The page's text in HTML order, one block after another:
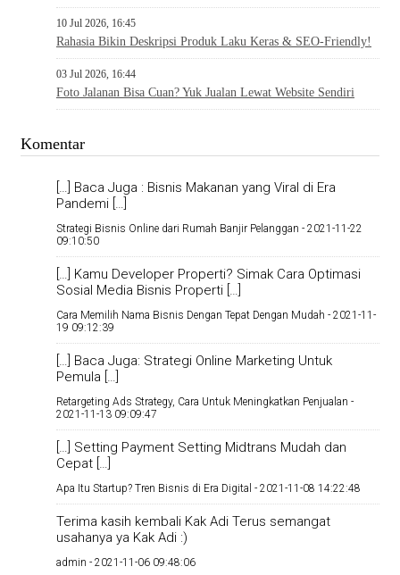
10 Jul 2026, 16:45
Rahasia Bikin Deskripsi Produk Laku Keras & SEO-Friendly!
03 Jul 2026, 16:44
Foto Jalanan Bisa Cuan? Yuk Jualan Lewat Website Sendiri
Komentar
[…] Baca Juga : Bisnis Makanan yang Viral di Era
Pandemi […]
Strategi Bisnis Online dari Rumah Banjir Pelanggan - 2021-11-22
09:10:50
[…] Kamu Developer Properti? Simak Cara Optimasi
Sosial Media Bisnis Properti […]
Cara Memilih Nama Bisnis Dengan Tepat Dengan Mudah - 2021-11-
19 09:12:39
[…] Baca Juga: Strategi Online Marketing Untuk
Pemula […]
Retargeting Ads Strategy, Cara Untuk Meningkatkan Penjualan -
2021-11-13 09:09:47
[…] Setting Payment Setting Midtrans Mudah dan
Cepat […]
Apa Itu Startup? Tren Bisnis di Era Digital - 2021-11-08 14:22:48
Terima kasih kembali Kak Adi Terus semangat
usahanya ya Kak Adi :)
admin - 2021-11-06 09:48:06